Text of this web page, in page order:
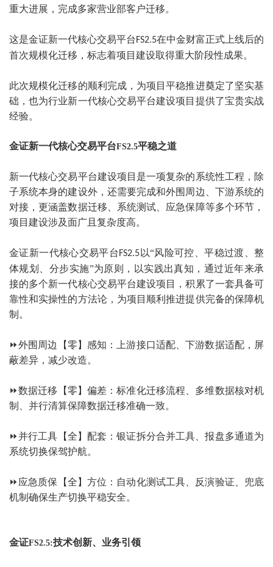
重大进展，完成多家营业部客户迁移。
这是金证新一代核心交易平台FS2.5在中金财富正式上线后的
首次规模化迁移，标志着项目建设取得重大阶段性成果。
此次规模化迁移的顺利完成，为项目平稳推进奠定了坚实基
础，也为行业新一代核心交易平台建设项目提供了宝贵实战
经验。
金证新一代核心交易平台FS2.5平稳之道
新一代核心交易平台建设项目是一项复杂的系统性工程，除
子系统本身的建设外，还需要完成和外围周边、下游系统的
对接，更涵盖数据迁移、系统测试、应急保障等多个环节，
项目建设涉及面广且复杂度高。
金证新一代核心交易平台FS2.5 以“风险可控、平稳过渡、整
体规划、分步实施”为原则，以实践出真知，通过近年来承
接的多个新一代核心交易平台建设项目，积累了一套具备可
靠性和实操性的方法论，为项目顺利推进提供完备的保障机
制。
⏩外围周边【零】感知：上游接口适配、下游数据适配，屏
蔽差异，减少改造。
⏩数据迁移【零】偏差：标准化迁移流程、多维数据核对机
制、并行清算保障数据迁移准确一致。
⏩并行工具【全】配套：银证拆分合并工具、报盘多通道为
系统切换保驾护航。
⏩应急质保【全】方位：自动化测试工具、反演验证、兜底
机制确保生产切换平稳安全。
金证FS2.5:技术创新、业务引领